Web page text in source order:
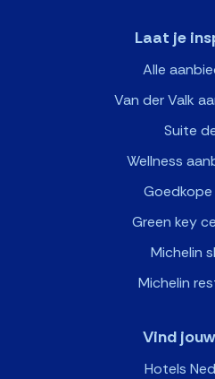
Laat je
Alle
Van der Valk
Suite
Wellness
Green key
Michelin
Michelin
Vind
Hotels